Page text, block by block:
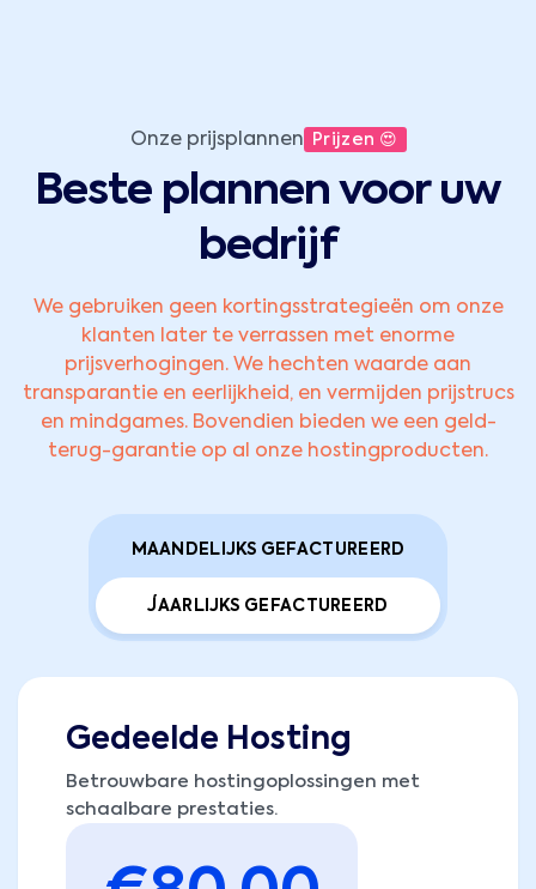
Onze prijsplannen Prijzen 😍
Beste plannen voor uw
bedrijf
We gebruiken geen kortingsstrategieën om onze
klanten later te verrassen met enorme
prijsverhogingen. We hechten waarde aan
transparantie en eerlijkheid, en vermijden prijstrucs
en mindgames. Bovendien bieden we een geld-
terug-garantie op al onze hostingproducten.
MAANDELIJKS GEFACTUREERD
JAARLIJKS GEFACTUREERD
Gedeelde Hosting
Betrouwbare hostingoplossingen met
schaalbare prestaties.